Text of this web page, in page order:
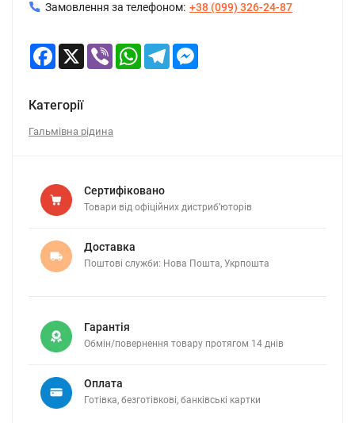
Замовлення за телефоном: +38 (099) 326-24-87
Facebook
X Viber WhatsApp
Telegram
Категорії
Гальмівна рідина
Сертифіковано
Товари від офіційних дистриб’юторів
Доставка
Поштові служби: Нова Пошта, Укрпошта
Гарантія
Обмін/повернення товару протягом 14 днів
Оплата
Готівка, безготівкові, банківські картки